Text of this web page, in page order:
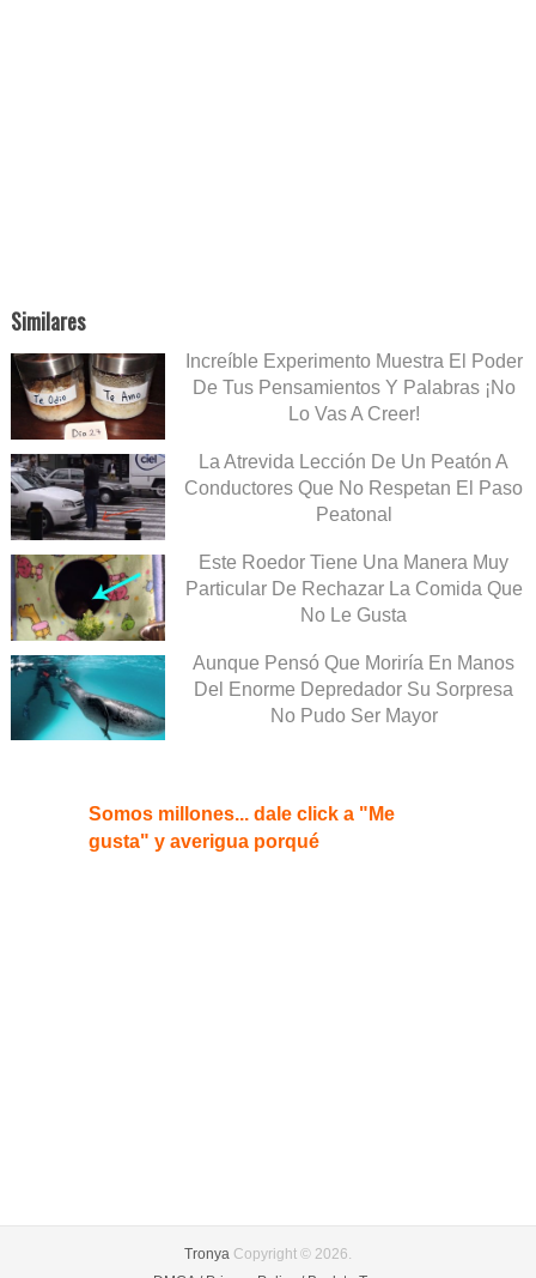
Similares
Increíble Experimento Muestra El Poder
De Tus Pensamientos Y Palabras ¡No
Lo Vas A Creer!
La Atrevida Lección De Un Peatón A
Conductores Que No Respetan El Paso
Peatonal
Este Roedor Tiene Una Manera Muy
Particular De Rechazar La Comida Que
No Le Gusta
Aunque Pensó Que Moriría En Manos
Del Enorme Depredador Su Sorpresa
No Pudo Ser Mayor
Somos millones... dale click a "Me
gusta" y averigua porqué
TronyaCopyright © 2026.